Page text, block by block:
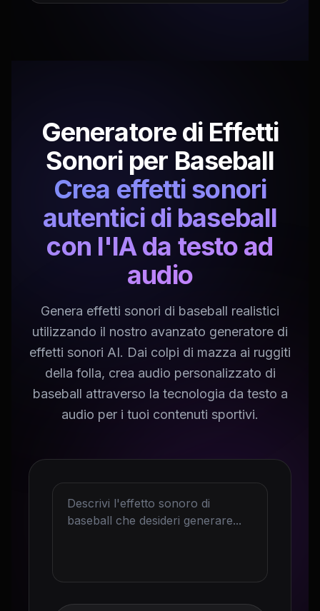
Generatore di Effetti
Sonori per Baseball
Crea effetti sonori
autentici di baseball
con l'IA da testo ad
audio
Genera effetti sonori di baseball realistici
utilizzando il nostro avanzato generatore di
effetti sonori AI. Dai colpi di mazza ai ruggiti
della folla, crea audio personalizzato di
baseball attraverso la tecnologia da testo a
audio per i tuoi contenuti sportivi.